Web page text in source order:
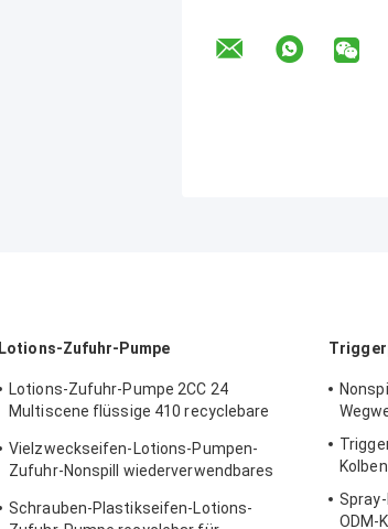
Lotions-Zufuhr-Pumpe
Lotions-Zufuhr-Pumpe 2CC 24
Multiscene flüssige 410 recyclebare
Vielzweckseifen-Lotions-Pumpen-
Zufuhr-Nonspill wiederverwendbares
Schrauben-Plastikseifen-Lotions-
ODM-